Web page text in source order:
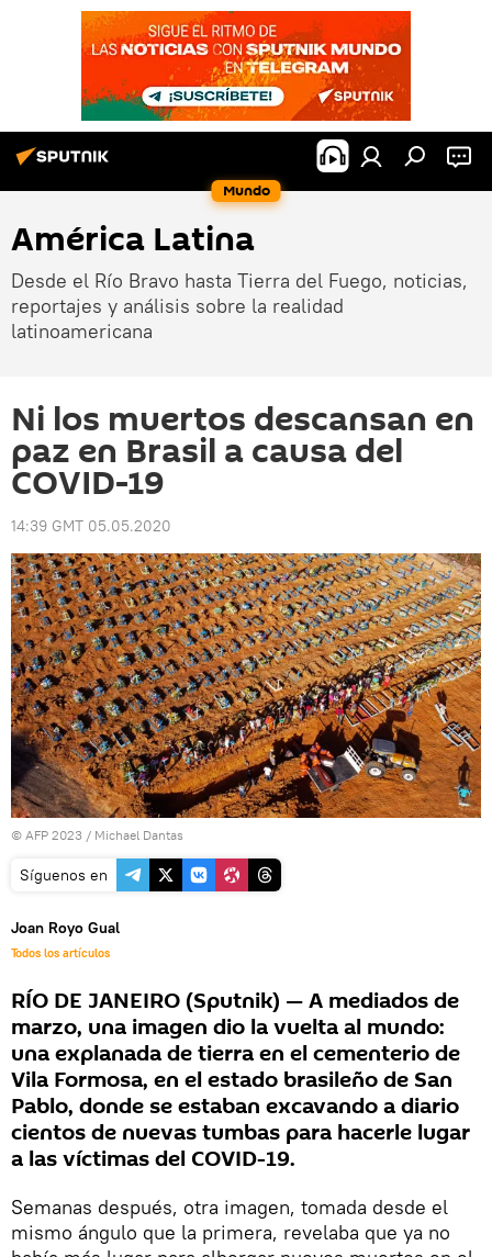
Mundo
América Latina
Desde el Río Bravo hasta Tierra del Fuego, noticias,
reportajes y análisis sobre la realidad
latinoamericana
Ni los muertos descansan en
paz en Brasil a causa del
COVID-19
14:39 GMT 05.05.2020
© AFP 2023 / Michael Dantas
Síguenos en
Joan Royo Gual
Todos los artículos
RÍO DE JANEIRO (Sputnik) — A mediados de
marzo, una imagen dio la vuelta al mundo:
una explanada de tierra en el cementerio de
Vila Formosa, en el estado brasileño de San
Pablo, donde se estaban excavando a diario
cientos de nuevas tumbas para hacerle lugar
a las víctimas del COVID-19.
Semanas después, otra imagen, tomada desde el
mismo ángulo que la primera, revelaba que ya no